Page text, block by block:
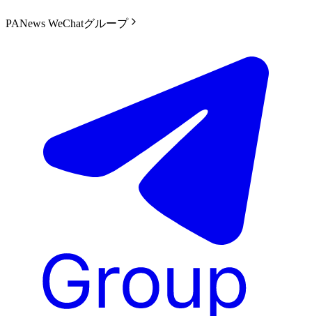
PANews WeChatグループ